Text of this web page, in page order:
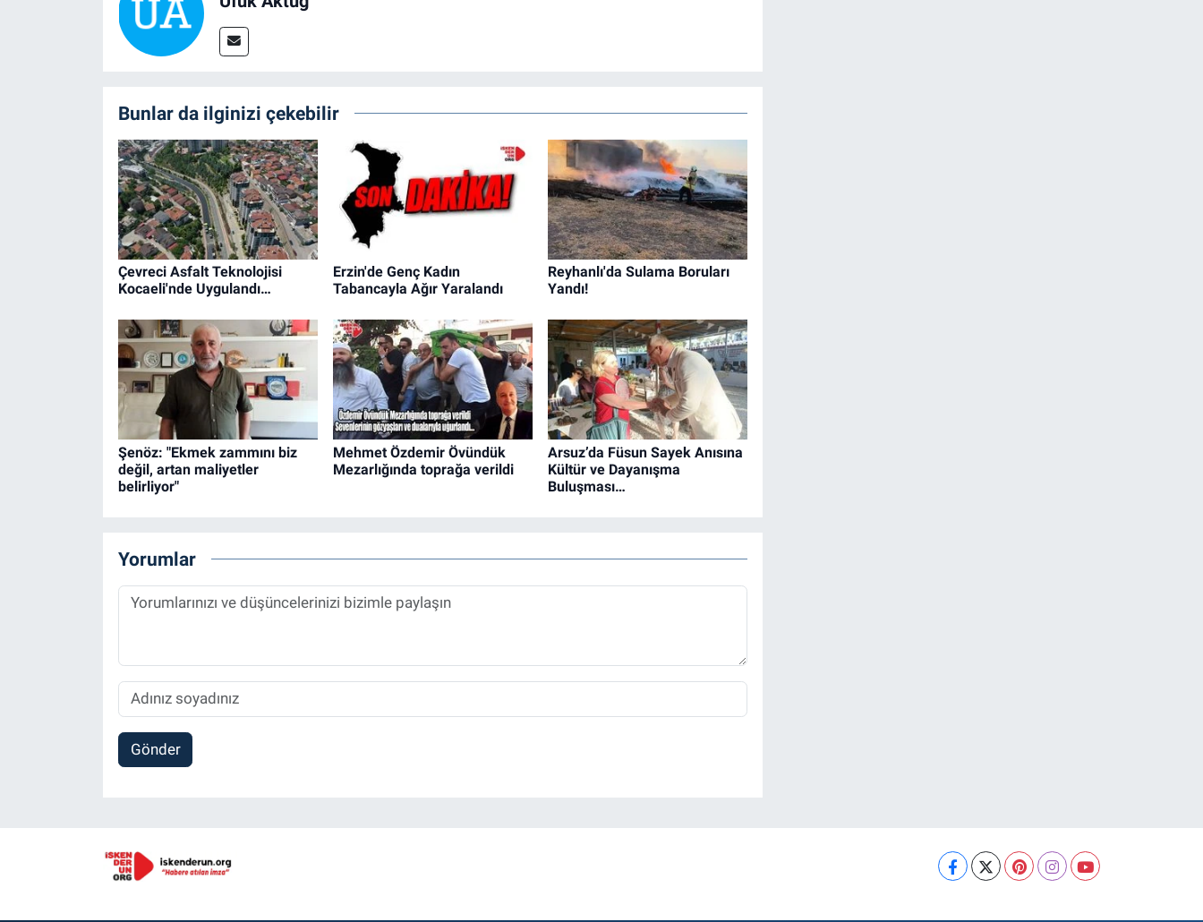
Bunlar da ilginizi çekebilir
Çevreci Asfalt Teknolojisi
Kocaeli'nde Uygulandı…
Erzin'de Genç Kadın
Tabancayla Ağır Yaralandı
Reyhanlı'da Sulama Boruları
Yandı!
Şenöz: "Ekmek zammını biz
değil, artan maliyetler
belirliyor"
Mehmet Özdemir Övündük
Mezarlığında toprağa verildi
Arsuz’da Füsun Sayek Anısına
Kültür ve Dayanışma
Buluşması…
Yorumlar
Gönder